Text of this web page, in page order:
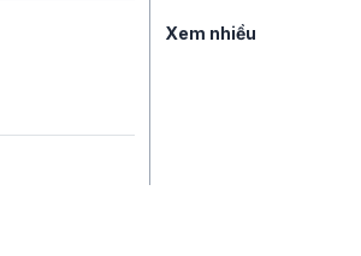
Xem nhiều